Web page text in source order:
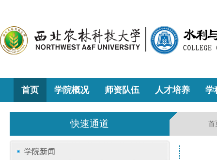
首页 学院概况 师资队伍 人才培养 学
快速通道 首
学院新闻